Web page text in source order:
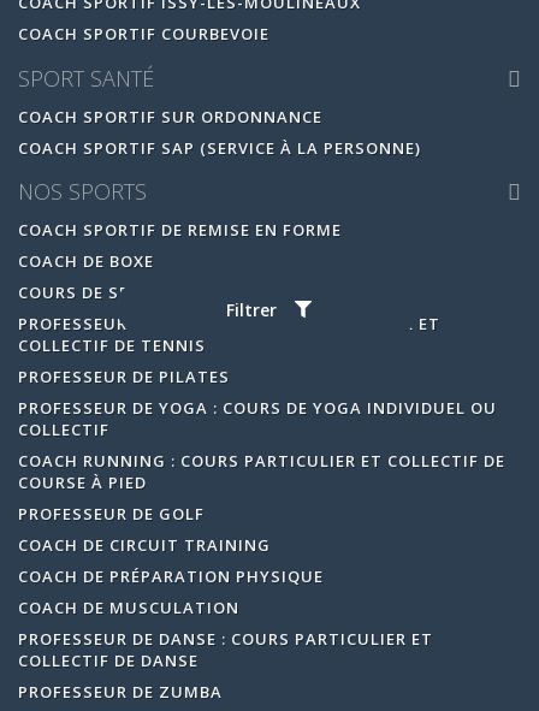
Filtrer
COACH SPORTIF COURBEVOIE
SPORT SANTÉ
COACH SPORTIF SUR ORDONNANCE
COACH SPORTIF SAP (SERVICE À LA PERSONNE)
NOS SPORTS
COACH SPORTIF DE REMISE EN FORME
COACH DE BOXE
COURS DE SELF DÉFENSE
PROFESSEUR DE TENNIS : COURS PARTICULIER ET
COLLECTIF DE TENNIS
PROFESSEUR DE PILATES
PROFESSEUR DE YOGA : COURS DE YOGA INDIVIDUEL OU
COLLECTIF
COACH RUNNING : COURS PARTICULIER ET COLLECTIF DE
COURSE À PIED
PROFESSEUR DE GOLF
COACH DE CIRCUIT TRAINING
COACH DE PRÉPARATION PHYSIQUE
COACH DE MUSCULATION
PROFESSEUR DE DANSE : COURS PARTICULIER ET
COLLECTIF DE DANSE
PROFESSEUR DE ZUMBA